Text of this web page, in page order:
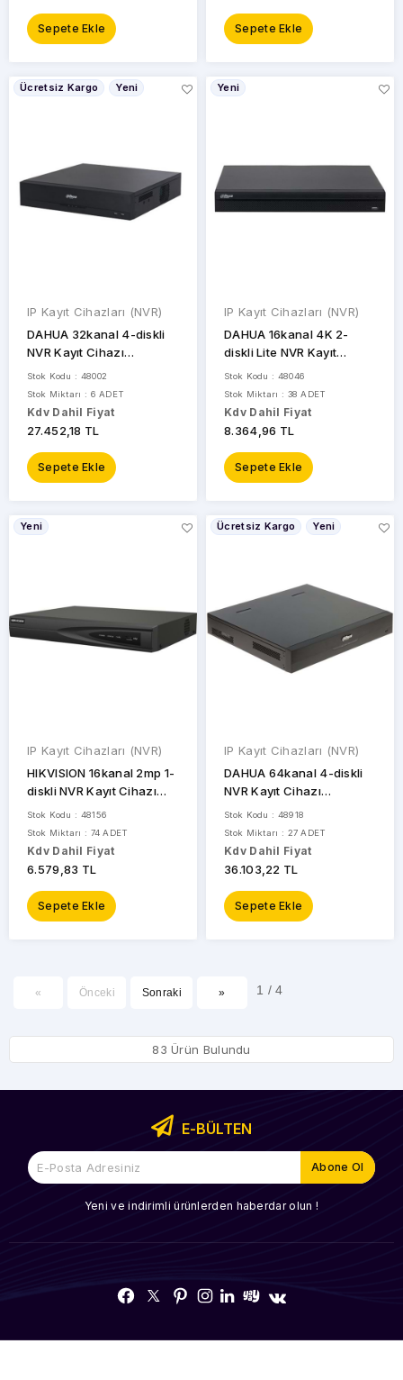
Sepete Ekle Sepete Ekle
Ücretsiz Kargo Yeni
IP Kayıt Cihazları (NVR)
DAHUA 32kanal 4-diskli
NVR Kayıt Cihazı
NVR4432-EI
Stok Kodu : 48002
Stok Miktarı : 6 ADET
Kdv Dahil Fiyat
27.452,18 TL
Sepete Ekle
Yeni
IP Kayıt Cihazları (NVR)
DAHUA 16kanal 4K 2-
diskli Lite NVR Kayıt
Cihazı NVR4216-4KS3
Stok Kodu : 48046
Stok Miktarı : 38 ADET
Kdv Dahil Fiyat
8.364,96 TL
Sepete Ekle
Yeni
IP Kayıt Cihazları (NVR)
HIKVISION 16kanal 2mp 1-
diskli NVR Kayıt Cihazı
DS-7616NI-Q1
Stok Kodu : 48156
Stok Miktarı : 74 ADET
Kdv Dahil Fiyat
6.579,83 TL
Sepete Ekle
Ücretsiz Kargo Yeni
IP Kayıt Cihazları (NVR)
DAHUA 64kanal 4-diskli
NVR Kayıt Cihazı
NVR5464-EI
Stok Kodu : 48918
Stok Miktarı : 27 ADET
Kdv Dahil Fiyat
36.103,22 TL
Sepete Ekle
« Önceki Sonraki » 1 / 4
83 Ürün Bulundu
E-BÜLTEN
Yeni ve indirimli ürünlerden haberdar olun !